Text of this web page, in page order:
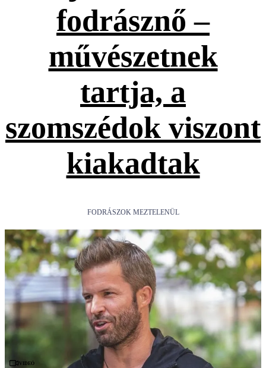
fodrásznő –
művészetnek
tartja, a
szomszédok viszont
kiakadtak
FODRÁSZOK MEZTELENÜL
Videó